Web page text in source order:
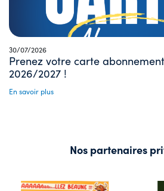
30/07/2026
Prenez votre carte
2026/2027 !
En savoir plus
Nos partenaires